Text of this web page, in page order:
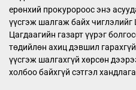
ерөнхий прокуророос энэ
үүсгэж шалгаж байх чиглэлийг
Цагдаагийн газарт үүрэг
төдийлөн ахиц дэвшил
үүсгэж шалгахгүй хөрсөн
холбоо байхгүй сэтгэл